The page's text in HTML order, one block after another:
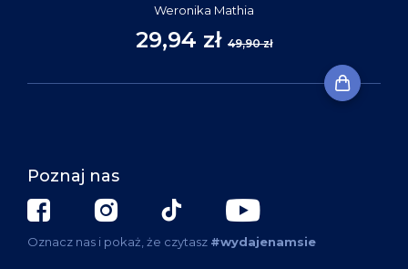
Weronika Mathia
29,94 zł 49,90 zł
Poznaj nas
Oznacz nas i pokaż, że czytasz #wydajenamsie